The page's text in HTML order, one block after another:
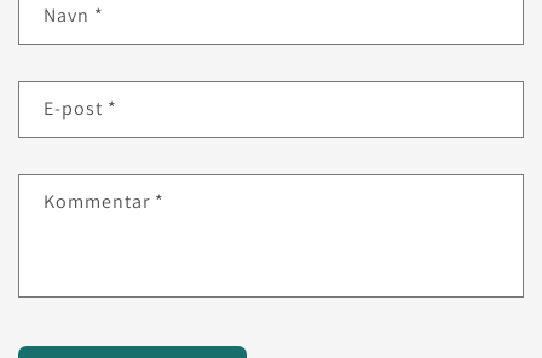
Navn *
E-post *
Kommentar *